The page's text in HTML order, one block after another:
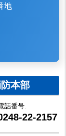
地
本部
話番号.
22-2157